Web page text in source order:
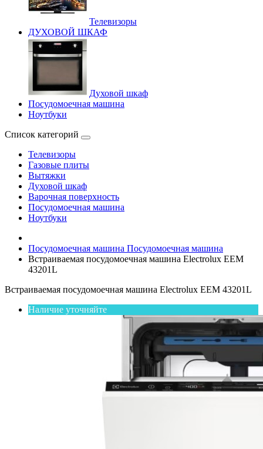
Телевизоры
ДУХОВОЙ ШКАФ
Духовой шкаф
Посудомоечная машина
Ноутбуки
Список категорий
Телевизоры
Газовые плиты
Вытяжки
Духовой шкаф
Варочная поверхность
Посудомоечная машина
Ноутбуки
Посудомоечная машина Посудомоечная машина
Встраиваемая посудомоечная машина Electrolux EEM
43201L
Встраиваемая посудомоечная машина Electrolux EEM 43201L
Наличие уточняйте